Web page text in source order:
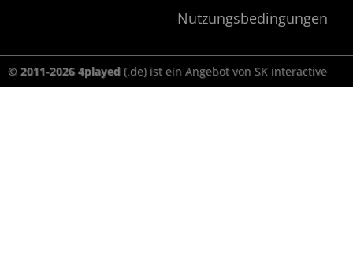
Nutzungsbedingungen
© 2011-2026 4played (.de) ist ein Angebot von SK interactive